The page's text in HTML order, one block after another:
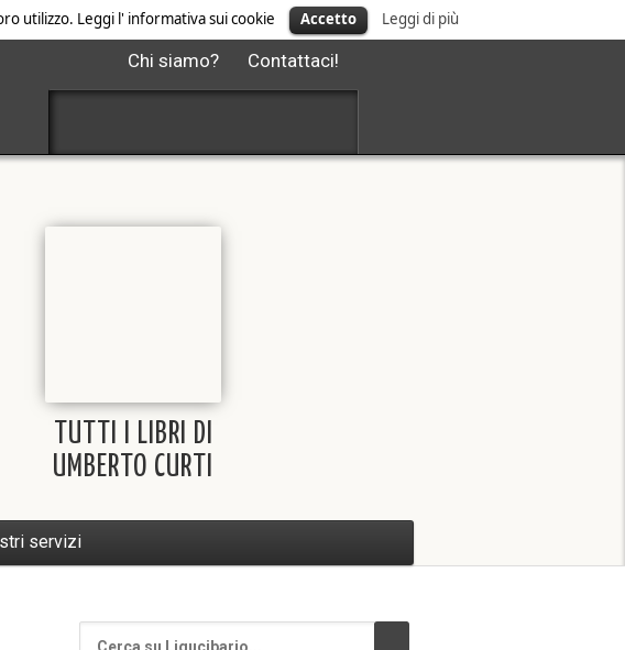
utilizzo. Leggi l' informativa sui cookie Accetto Leggi di più
Chi siamo? Contattaci!
TUTTI I LIBRI DI
UMBERTO CURTI
servizi